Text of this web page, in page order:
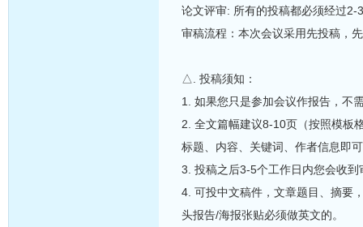
论文评审: 所有的投稿都必须经过
审稿流程：本次会议采用先投稿，
△. 投稿须知：
1. 如果您只是参加会议作报告，不
2. 全文篇幅建议8-10页（按照模板
标题、内容、关键词、作者信息即
3. 投稿之后3-5个工作日内您会收
4. 可投中文稿件，文章题目、摘要
头报告/海报张贴必须做英文的。